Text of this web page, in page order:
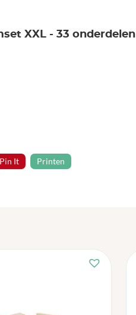
XXL - 33 onderdelen
Pin It Printen